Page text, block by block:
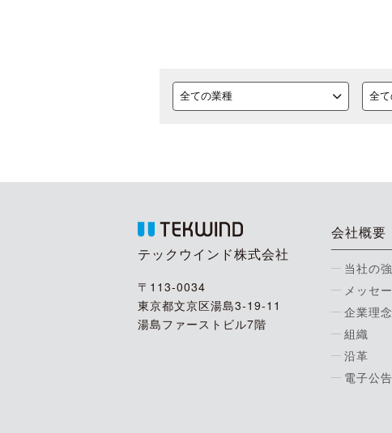
テックウインド株式会社
〒113-0034
東京都文京区湯島3-19-11
湯島ファーストビル7階
会社概要
当社の
メッセ
企業理念
組織
沿革
電子公告